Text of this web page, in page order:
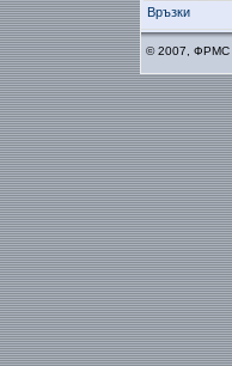
Връзки
© 2007, ФРМС